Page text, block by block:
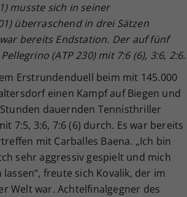
musste sich in seiner
überraschend in drei Sätzen
bereits Endstation. Der auf fünf
(ATP 230) mit 7:6 (6), 3:6, 2:6.
Erstrundenduell beim mit 145.000
einen Kampf auf Biegen und
dauernden Tennisthriller
7:5, 3:6, 7:6 (6) durch. Es war bereits
mit Carballes Baena. „Ich bin
sehr aggressiv gespielt und mich
freute sich Kovalik, der im
Welt war. Achtelfinalgegner des